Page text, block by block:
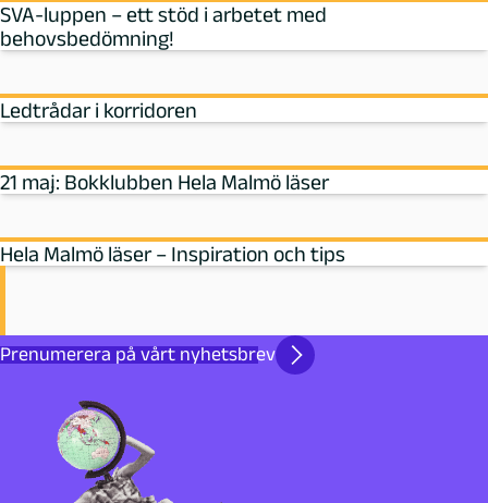
SVA-luppen – ett stöd i arbetet med
behovsbedömning!
Ledtrådar i korridoren
21 maj: Bokklubben Hela Malmö läser
Hela Malmö läser – Inspiration och tips
Prenumerera på vårt nyhetsbrev